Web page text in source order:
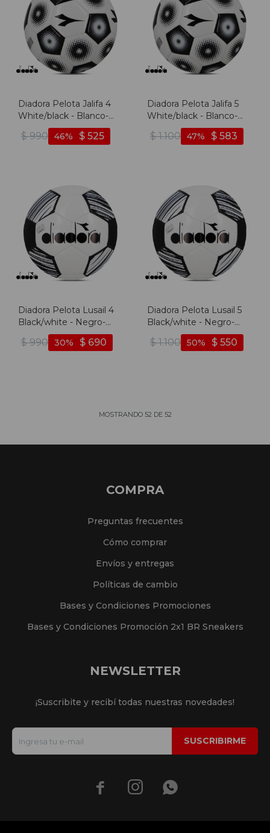
Diadora Pelota Jalifa 4
White/black - Blanco-
$ 990 $ 525
46
Diadora Pelota Jalifa 5
White/black - Blanco-
$ 1.100 $ 583
47
Diadora Pelota Lusail 4
Black/white - Negro-
$ 990 $ 690
30
Diadora Pelota Lusail 5
Black/white - Negro-
$ 1.100 $ 550
50
MOSTRANDO 52 DE 52
COMPRA
Preguntas frecuentes
Cómo comprar
Envíos y entregas
Políticas de cambio
Bases y Condiciones Promociones
Bases y Condiciones Promoción 2x1 BR Sneakers
NEWSLETTER
¡Suscribite y recibí todas nuestras novedades!
SUSCRIBIRME
  